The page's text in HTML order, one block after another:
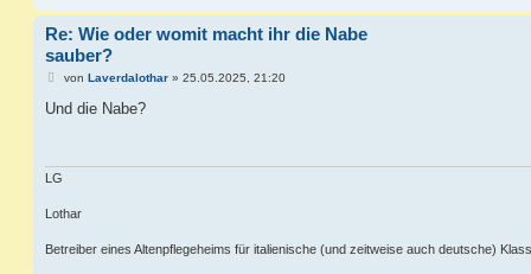
Re: Wie oder womit macht ihr die Nabe
sauber?
B
i
von Laverdalothar» 25.05.2025, 21:20
Und die Nabe?
LG
Lothar
Betreiber eines Altenpflegeheims für italienische (und zeitweise auch deutsche)